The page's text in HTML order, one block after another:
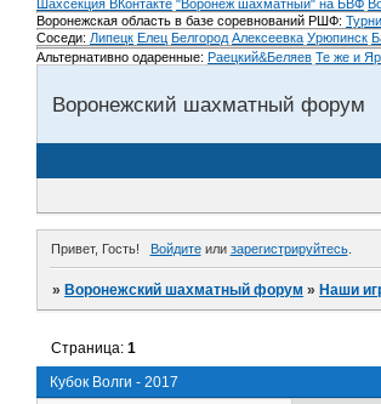
Шахсекция ВКонтакте "Воронеж шахматный" на БВФ
Воронежская область в базе соревнований РШФ:
Соседи: Липецк Елец Белгород Алексеевка Урюпинск
Альтернативно одаренные: Раецкий&Беляев Те же и
Воронежский шахматный форум
Привет, Гость! Войдитеили зарегистрируйтесь.
»Воронежский шахматный форум »Наши
Кубок Волги - 2017
Страница:1